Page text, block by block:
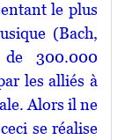
le plus
(Bach,
de 300.000
les alliés à
Alors il ne
se réalise